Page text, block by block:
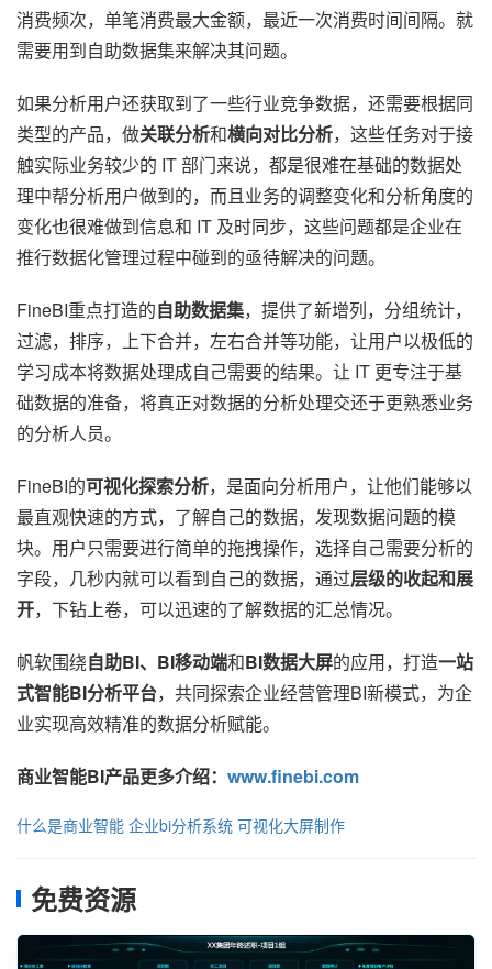
消费频次，单笔消费最大金额，最近一次消费时间间隔。就
需要用到自助数据集来解决其问题。
如果分析用户还获取到了一些行业竞争数据，还需要根据同
类型的产品，做关联分析和横向对比分析，这些任务对于接
触实际业务较少的 IT 部门来说，都是很难在基础的数据处
理中帮分析用户做到的，而且业务的调整变化和分析角度的
变化也很难做到信息和 IT 及时同步，这些问题都是企业在
推行数据化管理过程中碰到的亟待解决的问题。
FineBI重点打造的自助数据集，提供了新增列，分组统计，
过滤，排序，上下合并，左右合并等功能，让用户以极低的
学习成本将数据处理成自己需要的结果。让 IT 更专注于基
础数据的准备，将真正对数据的分析处理交还于更熟悉业务
的分析人员。
FineBI的可视化探索分析，是面向分析用户，让他们能够以
最直观快速的方式，了解自己的数据，发现数据问题的模
块。用户只需要进行简单的拖拽操作，选择自己需要分析的
字段，几秒内就可以看到自己的数据，通过层级的收起和展
开，下钻上卷，可以迅速的了解数据的汇总情况。
帆软围绕自助BI、BI移动端和BI数据大屏的应用，打造一站
式智能BI分析平台，共同探索企业经营管理BI新模式，为企
业实现高效精准的数据分析赋能。
商业智能BI产品更多介绍： www.finebi.com
什么是商业智能 企业bi分析系统 可视化大屏制作
免费资源